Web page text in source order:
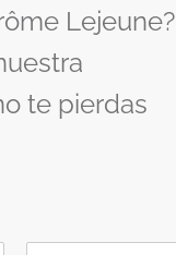
Lejeune?
te pierdas